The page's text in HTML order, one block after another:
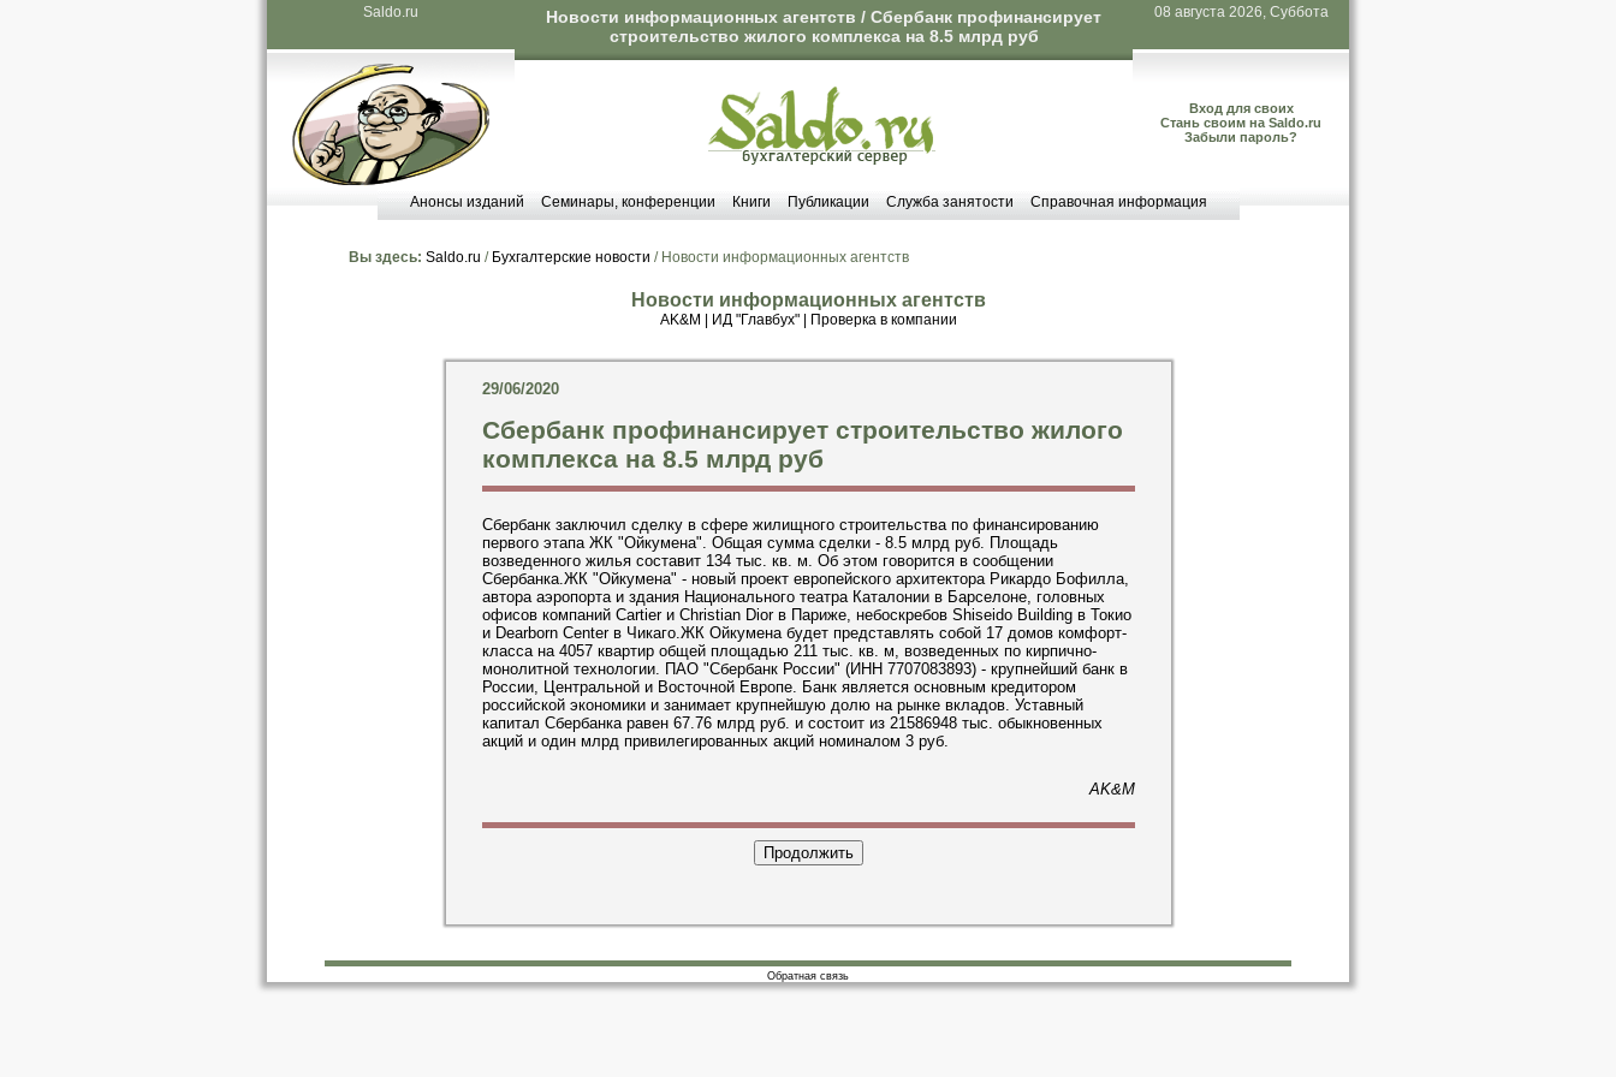
Saldo.ru
Новости информационных агентств / Сбербанк профинансирует
строительство жилого комплекса на 8.5 млрд руб
08 августа 2026, Суббота
Вход для своих
Стань своим на Saldo.ru
Забыли пароль?
Анонсы изданий Семинары, конференции Книги Публикации Служба занятости Справочная информация
Вы здесь: Saldo.ru / Бухгалтерские новости / Новости информационных агентств
Новости информационных агентств
AK&M ИД "Главбух"| Проверка в компании
29/06/2020
Сбербанк профинансирует строительство жилого
комплекса на 8.5 млрд руб
Сбербанк заключил сделку в сфере жилищного строительства по финансированию
первого этапа ЖК "Ойкумена". Общая сумма сделки - 8.5 млрд руб. Площадь
возведенного жилья составит 134 тыс. кв. м. Об этом говорится в сообщении
Сбербанка.ЖК "Ойкумена" - новый проект европейского архитектора Рикардо Бофилла,
автора аэропорта и здания Национального театра Каталонии в Барселоне, головных
офисов компаний Cartier и Christian Dior в Париже, небоскребов Shiseido Building в Токио
и Dearborn Center в Чикаго.ЖК Ойкумена будет представлять собой 17 домов комфорт-
класса на 4057 квартир общей площадью 211 тыс. кв. м, возведенных по кирпично-
монолитной технологии. ПАО "Сбербанк России" (ИНН 7707083893) - крупнейший банк в
России, Центральной и Восточной Европе. Банк является основным кредитором
российской экономики и занимает крупнейшую долю на рынке вкладов. Уставный
капитал Сбербанка равен 67.76 млрд руб. и состоит из 21586948 тыс. обыкновенных
акций и один млрд привилегированных акций номиналом 3 руб.
AK&M
Обратная связь